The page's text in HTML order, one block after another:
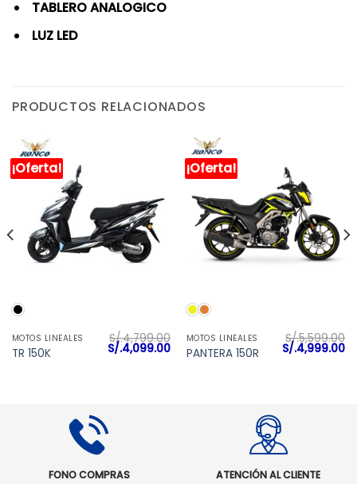
TABLERO ANALOGICO
LUZ LED
PRODUCTOS RELACIONADOS
¡Oferta!
MOTOS LINEALES
TR 150K
S/.4,799.00
El
precio
S/.4,099.00El
precio
¡Oferta!
MOTOS LINEALES
PANTERA 150R
S/.5,599.00
El
precio
S/.4,999.00El
FONO COMPRAS
ATENCIÓN AL CLIENTE